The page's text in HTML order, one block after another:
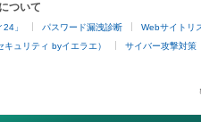
ついて
」 パスワード漏洩診断 Webサイトリ
ュリティ byイエラエ） サイバー攻撃対策